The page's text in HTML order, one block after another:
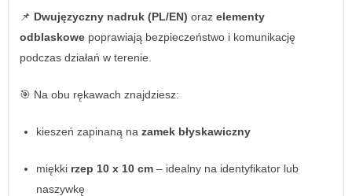
📌 Dwujęzyczny nadruk (PL/EN) oraz elementy
odblaskowe poprawiają bezpieczeństwo i komunikację
podczas działań w terenie.
🎯 Na obu rękawach znajdziesz:
kieszeń zapinaną na zamek błyskawiczny
miękki rzep 10 x 10 cm – idealny na identyfikator lub
naszywkę